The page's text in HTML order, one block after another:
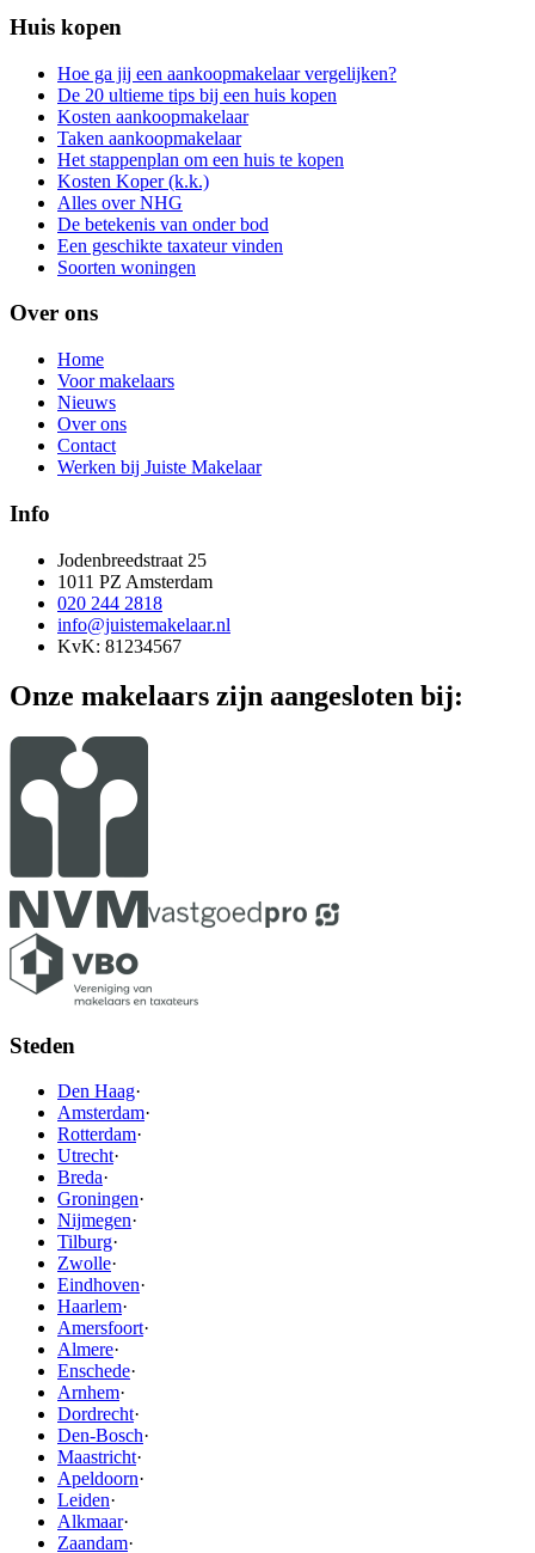
Huis kopen
Hoe ga jij een aankoopmakelaar vergelijken?
De 20 ultieme tips bij een huis kopen
Kosten aankoopmakelaar
Taken aankoopmakelaar
Het stappenplan om een huis te kopen
Kosten Koper (k.k.)
Alles over NHG
De betekenis van onder bod
Een geschikte taxateur vinden
Soorten woningen
Over ons
Home
Voor makelaars
Nieuws
Over ons
Contact
Werken bij Juiste Makelaar
Info
Jodenbreedstraat 25
1011 PZ Amsterdam
020 244 2818
info@juistemakelaar.nl
KvK: 81234567
Onze makelaars zijn aangesloten bij:
Steden
Den Haag·
Amsterdam·
Rotterdam·
Utrecht·
Breda·
Groningen·
Nijmegen·
Tilburg·
Zwolle·
Eindhoven·
Haarlem·
Amersfoort·
Almere·
Enschede·
Arnhem·
Dordrecht·
Den-Bosch·
Maastricht·
Apeldoorn·
Leiden·
Alkmaar·
Zaandam·